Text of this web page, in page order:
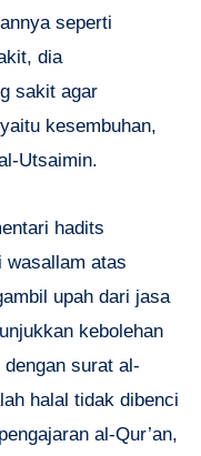
seperti
dia
sakit agar
kesembuhan,
Utsaimin.
hadits
wasallam atas
upah dari jasa
kebolehan
surat al-
halal tidak dibenci
al-Qur’an,